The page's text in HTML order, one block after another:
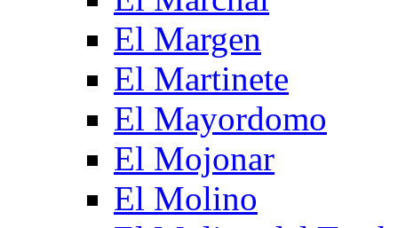
El Margen
El Martinete
El Mayordomo
El Mojonar
El Molino